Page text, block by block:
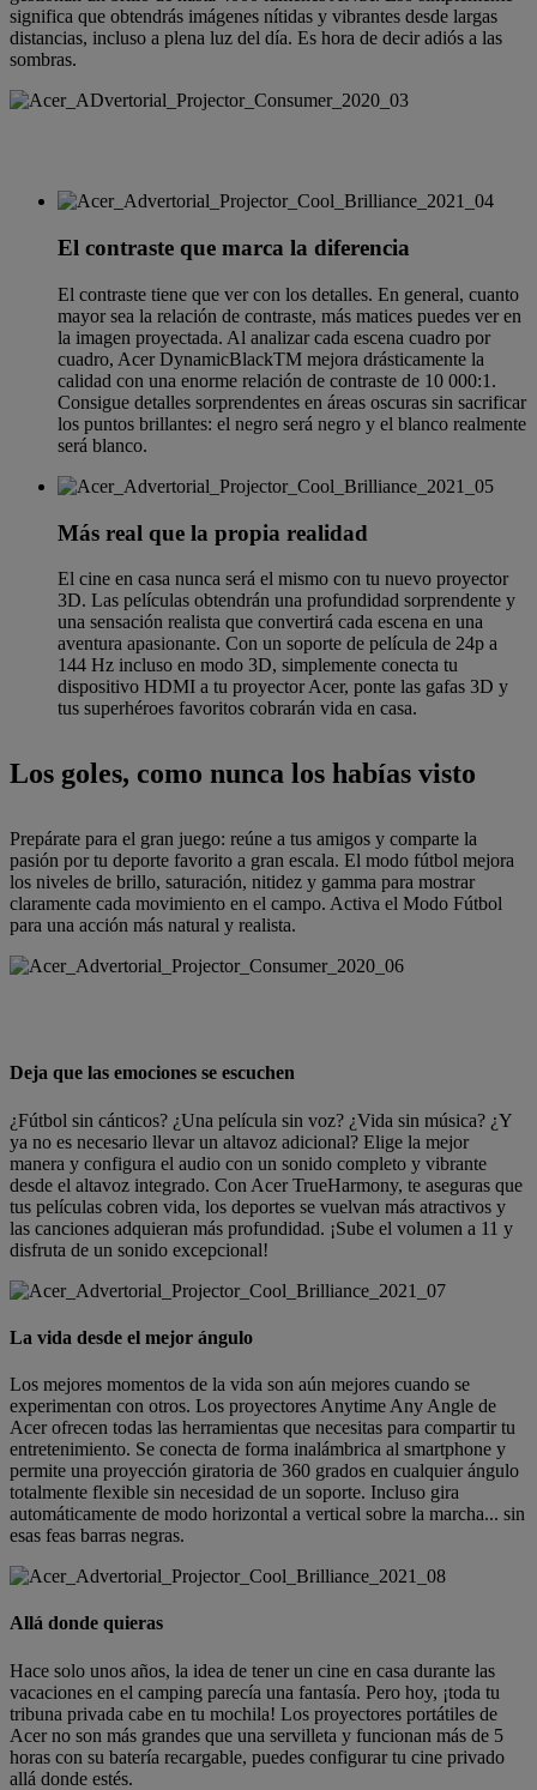
significa que obtendrás imágenes nítidas y vibrantes desde largas
distancias, incluso a plena luz del día. Es hora de decir adiós a las
sombras.
El contraste que marca la diferencia
El contraste tiene que ver con los detalles. En general, cuanto
mayor sea la relación de contraste, más matices puedes ver en
la imagen proyectada. Al analizar cada escena cuadro por
cuadro, Acer DynamicBlackTM mejora drásticamente la
calidad con una enorme relación de contraste de 10 000:1.
Consigue detalles sorprendentes en áreas oscuras sin sacrificar
los puntos brillantes: el negro será negro y el blanco realmente
será blanco.
Más real que la propia realidad
El cine en casa nunca será el mismo con tu nuevo proyector
3D. Las películas obtendrán una profundidad sorprendente y
una sensación realista que convertirá cada escena en una
aventura apasionante. Con un soporte de película de 24p a
144 Hz incluso en modo 3D, simplemente conecta tu
dispositivo HDMI a tu proyector Acer, ponte las gafas 3D y
tus superhéroes favoritos cobrarán vida en casa.
Los goles, como nunca los habías visto
Prepárate para el gran juego: reúne a tus amigos y comparte la
pasión por tu deporte favorito a gran escala. El modo fútbol mejora
los niveles de brillo, saturación, nitidez y gamma para mostrar
claramente cada movimiento en el campo. Activa el Modo Fútbol
para una acción más natural y realista.
Deja que las emociones se escuchen
¿Fútbol sin cánticos? ¿Una película sin voz? ¿Vida sin música? ¿Y
ya no es necesario llevar un altavoz adicional? Elige la mejor
manera y configura el audio con un sonido completo y vibrante
desde el altavoz integrado. Con Acer TrueHarmony, te aseguras que
tus películas cobren vida, los deportes se vuelvan más atractivos y
las canciones adquieran más profundidad. ¡Sube el volumen a 11 y
disfruta de un sonido excepcional!
La vida desde el mejor ángulo
Los mejores momentos de la vida son aún mejores cuando se
experimentan con otros. Los proyectores Anytime Any Angle de
Acer ofrecen todas las herramientas que necesitas para compartir tu
entretenimiento. Se conecta de forma inalámbrica al smartphone y
permite una proyección giratoria de 360 grados en cualquier ángulo
totalmente flexible sin necesidad de un soporte. Incluso gira
automáticamente de modo horizontal a vertical sobre la marcha... sin
esas feas barras negras.
Allá donde quieras
Hace solo unos años, la idea de tener un cine en casa durante las
vacaciones en el camping parecía una fantasía. Pero hoy, ¡toda tu
tribuna privada cabe en tu mochila! Los proyectores portátiles de
Acer no son más grandes que una servilleta y funcionan más de 5
horas con su batería recargable, puedes configurar tu cine privado
allá donde estés.